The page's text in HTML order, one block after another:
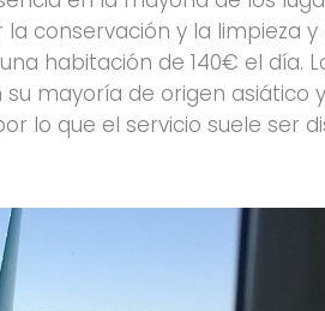
conservación y la limpieza y
habitación de 140€ el día.
mayoría de origen asiático y
lo que el servicio suele ser